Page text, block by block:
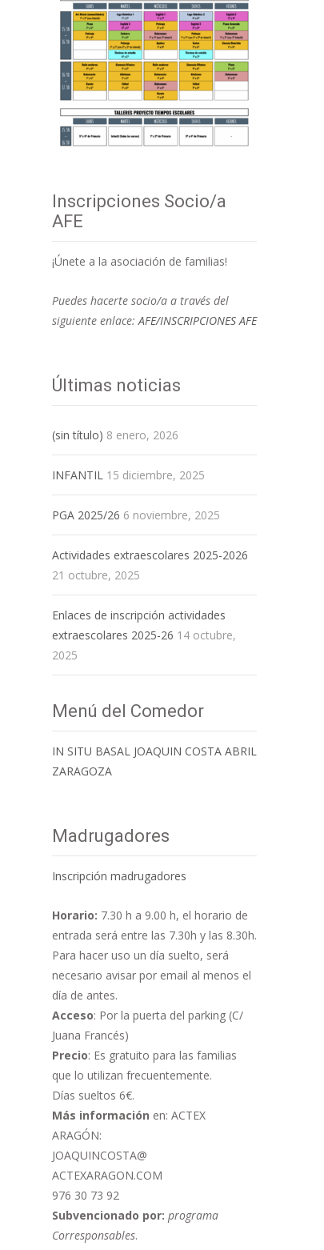
Inscripciones Socio/a
AFE
¡Únete a la asociación de familias!
Puedes hacerte socio/a a través del
siguiente enlace:AFE/INSCRIPCIONES AFE
Últimas noticias
(sin título) 8 enero, 2026
INFANTIL 15 diciembre, 2025
PGA 2025/26 6 noviembre, 2025
Actividades extraescolares 2025-2026
21 octubre, 2025
Enlaces de inscripción actividades
extraescolares 2025-26 14 octubre,
2025
Menú del Comedor
IN SITU BASAL JOAQUIN COSTA ABRIL
ZARAGOZA
Madrugadores
Inscripción madrugadores
Horario: 7.30 h a 9.00 h, el horario de
entrada será entre las 7.30h y las 8.30h.
Para hacer uso un día suelto, será
necesario avisar por email al menos el
día de antes.
Acceso: Por la puerta del parking (C/
Juana Francés)
Precio: Es gratuito para las familias
que lo utilizan frecuentemente.
Días sueltos 6€.
Más información en: ACTEX
ARAGÓN:
JOAQUINCOSTA@
ACTEXARAGON.COM
976 30 73 92
Subvencionado por: programa
Corresponsables.